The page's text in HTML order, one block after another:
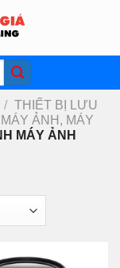
/ THIẾT BỊ LƯU
ẢNH, MÁY
MÁY ẢNH